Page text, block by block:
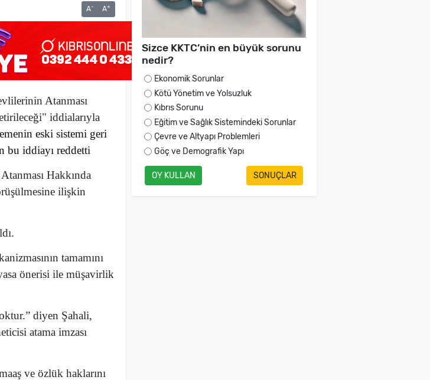
A- A+
Atanması
iddialarıyla
eski sistemi geri
bu iddiayı reddetti
Hakkında
ilişkin
tamamını
önerisi ile müşavirlik
diyen Şahali,
atama imzası
ve özlük haklarını
Sizce KKTC’nin en büyük sorunu
nedir?
Ekonomik Sorunlar
Kötü Yönetim ve Yolsuzluk
Kıbrıs Sorunu
Eğitim ve Sağlık Sistemindeki Sorunlar
Çevre ve Altyapı Problemleri
Göç ve Demografik Yapı
OY KULLAN SONUÇLAR